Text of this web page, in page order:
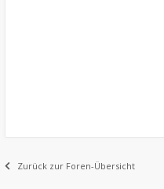
Zurück zur Foren-Übersicht